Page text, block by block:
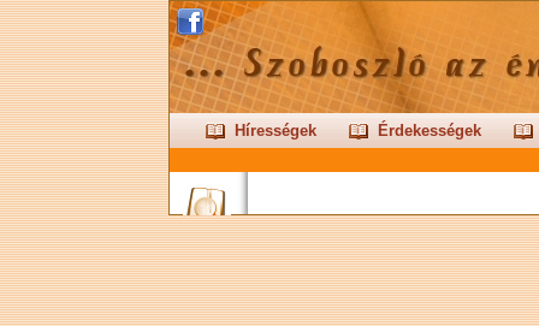
Hírességek Érdekességek